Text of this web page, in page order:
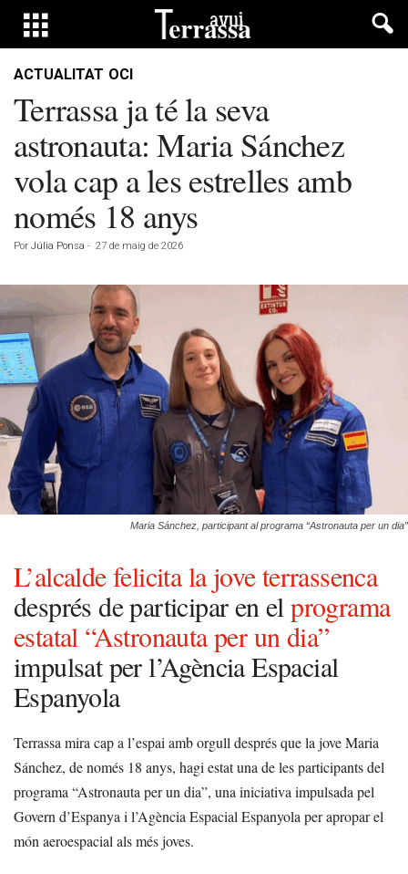
ACTUALITAT OCI
Terrassa ja té la seva
astronauta: Maria Sánchez
vola cap a les estrelles amb
només 18 anys
Por Júlia Ponsa - 27 de maig de 2026
Maria Sánchez, participant al programa “Astronauta per un dia”
L’alcalde felicita la jove terrassenca
després de participar en elprograma
estatal “Astronauta per un dia”
impulsat per l’Agència Espacial
Espanyola
Terrassa mira cap a l’espai amb orgull després que la jove Maria
Sánchez, de només 18 anys, hagi estat una de les participants del
programa “Astronauta per un dia”, una iniciativa impulsada pel
Govern d’Espanya i l’Agència Espacial Espanyola per apropar el
món aeroespacial als més joves.